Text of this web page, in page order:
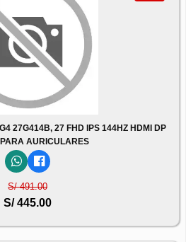
27G414B, 27 FHD IPS 144HZ HDMI DP
AURICULARES
S/ 491.00
S/ 445.00